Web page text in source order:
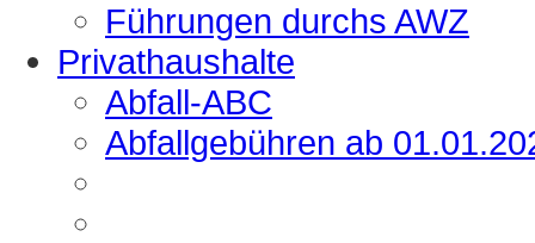
Führungen durchs AWZ
Privathaushalte
Abfall-ABC
Abfallgebühren ab